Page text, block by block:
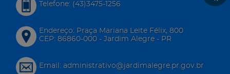
Telefone: (43)3475-1256
Endereço: Praça Mariana Leite Félix, 800
CEP: 86860-000 - Jardim Alegre - PR
Email: administrativo@jardimalegre.pr.gov.br